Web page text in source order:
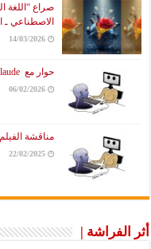
صراع “اللغة
الاصطناعي ـ
14/03/2026
حوار مع AI Claude حول التاريخ والحقيقة
06/02/2026
مناقشة
22/02/2025
أثر الفراشة |